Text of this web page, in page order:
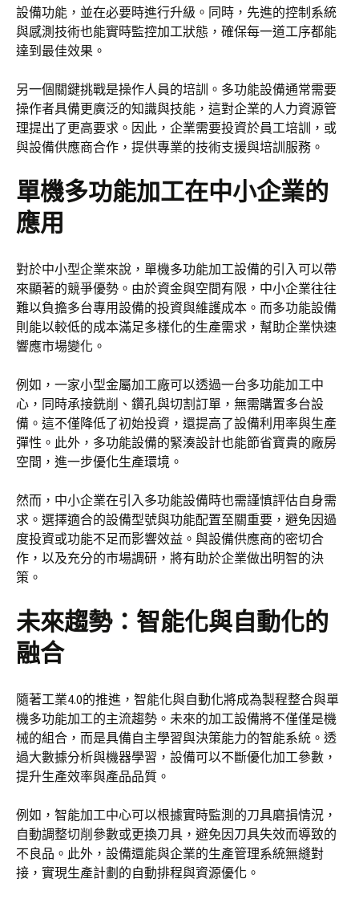
設備功能，並在必要時進行升級。同時，先進的控制系統
與感測技術也能實時監控加工狀態，確保每一道工序都能
達到最佳效果。
另一個關鍵挑戰是操作人員的培訓。多功能設備通常需要
操作者具備更廣泛的知識與技能，這對企業的人力資源管
理提出了更高要求。因此，企業需要投資於員工培訓，或
與設備供應商合作，提供專業的技術支援與培訓服務。
單機多功能加工在中小企業的
應用
對於中小型企業來說，單機多功能加工設備的引入可以帶
來顯著的競爭優勢。由於資金與空間有限，中小企業往往
難以負擔多台專用設備的投資與維護成本。而多功能設備
則能以較低的成本滿足多樣化的生產需求，幫助企業快速
響應市場變化。
例如，一家小型金屬加工廠可以透過一台多功能加工中
心，同時承接銑削、鑽孔與切割訂單，無需購置多台設
備。這不僅降低了初始投資，還提高了設備利用率與生產
彈性。此外，多功能設備的緊湊設計也能節省寶貴的廠房
空間，進一步優化生產環境。
然而，中小企業在引入多功能設備時也需謹慎評估自身需
求。選擇適合的設備型號與功能配置至關重要，避免因過
度投資或功能不足而影響效益。與設備供應商的密切合
作，以及充分的市場調研，將有助於企業做出明智的決
策。
未來趨勢：智能化與自動化的
融合
隨著工業4.0的推進，智能化與自動化將成為製程整合與單
機多功能加工的主流趨勢。未來的加工設備將不僅僅是機
械的組合，而是具備自主學習與決策能力的智能系統。透
過大數據分析與機器學習，設備可以不斷優化加工參數，
提升生產效率與產品品質。
例如，智能加工中心可以根據實時監測的刀具磨損情況，
自動調整切削參數或更換刀具，避免因刀具失效而導致的
不良品。此外，設備還能與企業的生產管理系統無縫對
接，實現生產計劃的自動排程與資源優化。